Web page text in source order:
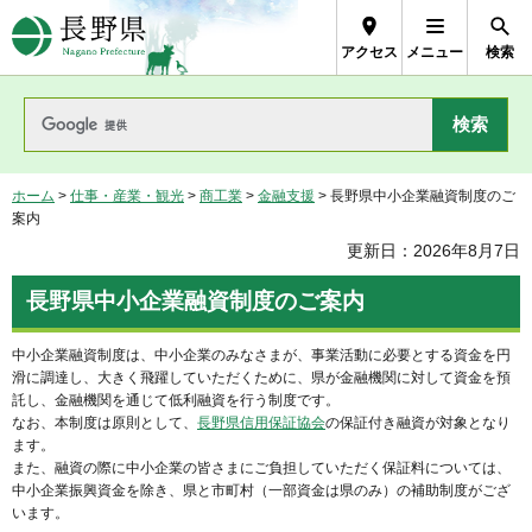
長野県Nagano Prefecture
アクセス メニュー 検索
ホーム > 仕事・産業・観光 > 商工業 > 金融支援 > 長野県中小企業融資制度のご
案内
更新日：2026年8月7日
長野県中小企業融資制度のご案内
中小企業融資制度は、中小企業のみなさまが、事業活動に必要とする資金を円
滑に調達し、大きく飛躍していただくために、県が金融機関に対して資金を預
託し、金融機関を通じて低利融資を行う制度です。
なお、本制度は原則として、 長野県信用保証協会の保証付き融資が対象となり
ます。
また、融資の際に中小企業の皆さまにご負担していただく保証料については、
中小企業振興資金を除き、県と市町村（一部資金は県のみ）の補助制度がござ
います。